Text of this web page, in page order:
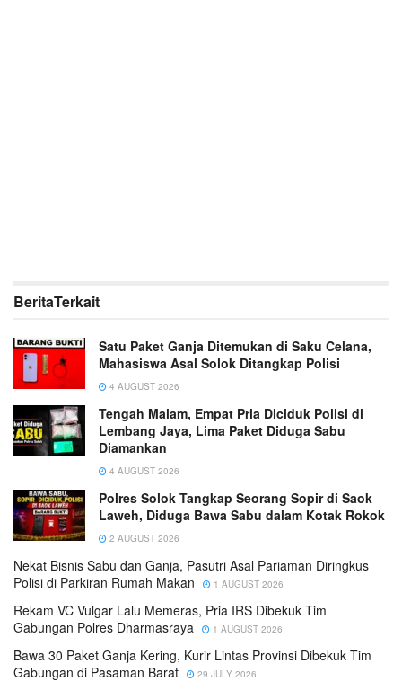
BeritaTerkait
Satu Paket Ganja Ditemukan di Saku Celana,
Mahasiswa Asal Solok Ditangkap Polisi
4 AUGUST 2026
Tengah Malam, Empat Pria Diciduk Polisi di
Lembang Jaya, Lima Paket Diduga Sabu
Diamankan
4 AUGUST 2026
Polres Solok Tangkap Seorang Sopir di Saok
Laweh, Diduga Bawa Sabu dalam Kotak Rokok
2 AUGUST 2026
Nekat Bisnis Sabu dan Ganja, Pasutri Asal Pariaman Diringkus
Polisi di Parkiran Rumah Makan
1 AUGUST 2026
Rekam VC Vulgar Lalu Memeras, Pria IRS Dibekuk Tim
Gabungan Polres Dharmasraya
1 AUGUST 2026
Bawa 30 Paket Ganja Kering, Kurir Lintas Provinsi Dibekuk Tim
Gabungan di Pasaman Barat
29 JULY 2026